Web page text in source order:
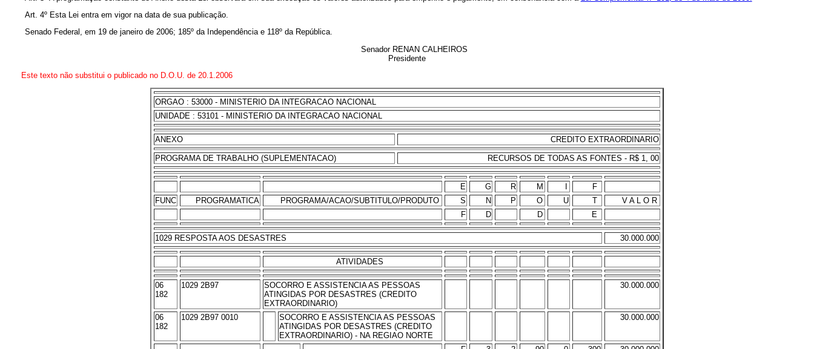
Art. 4º Esta Lei entra em vigor na data de sua publicação.
Senado Federal, em 19 de janeiro de 2006; 185º da Independência e 118º da República.
Senador RENAN CALHEIROS
Presidente
Este texto não substitui o publicado no D.O.U. de 20.1.2006
ORGAO : 53000 - MINISTERIO DA INTEGRACAO NACIONAL
UNIDADE : 53101 - MINISTERIO DA INTEGRACAO NACIONAL
ANEXO CREDITO EXTRAORDINARIO
PROGRAMA DE TRABALHO (SUPLEMENTACAO) RECURSOS DE TODAS AS FONTES - R$ 1, 00
E G R M
F
FUNC
PROGRAMATICA PROGRAMA/ACAO/SUBTITULO/PRODUTO S N P O U T
V A L O R
F
D D E
1029 RESPOSTA AOS DESASTRES 30.000.000
ATIVIDADES
06
182
1029 2B97
SOCORRO E ASSISTENCIA AS PESSOAS
ATINGIDAS POR DESASTRES (CREDITO
EXTRAORDINARIO)
30.000.000
06
182
1029 2B97 0010
SOCORRO E ASSISTENCIA AS PESSOAS
ATINGIDAS POR DESASTRES (CREDITO
EXTRAORDINARIO) - NA REGIAO NORTE
30.000.000